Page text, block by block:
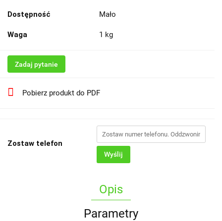
Dostępność Mało
Waga 1 kg
Zadaj pytanie
Pobierz produkt do PDF
Zostaw telefon
Wyślij
Opis
Parametry